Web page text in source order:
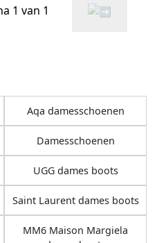
1 van 1
Aqa damesschoenen
Damesschoenen
UGG dames boots
Saint Laurent dames boots
MM6 Maison Margiela